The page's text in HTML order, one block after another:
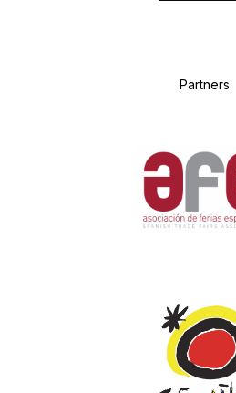
Partners